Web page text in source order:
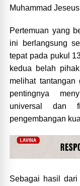
Muhammad
Pertemuan yang
ini berlangsung
tepat pada pukul
kedua belah
melihat tantangan
pentingnya
universal dan
pengembangan
Sebagai hasil dari